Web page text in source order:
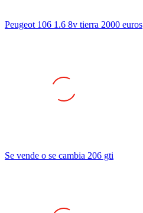
Peugeot 106 1.6 8v tierra 2000 euros
Se vende o se cambia 206 gti